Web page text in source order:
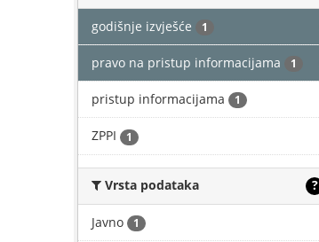
godišnje izvješće 1
pravo na pristup informacijama 1
pristup informacijama 1
ZPPI 1
Vrsta podataka ?
Javno 1